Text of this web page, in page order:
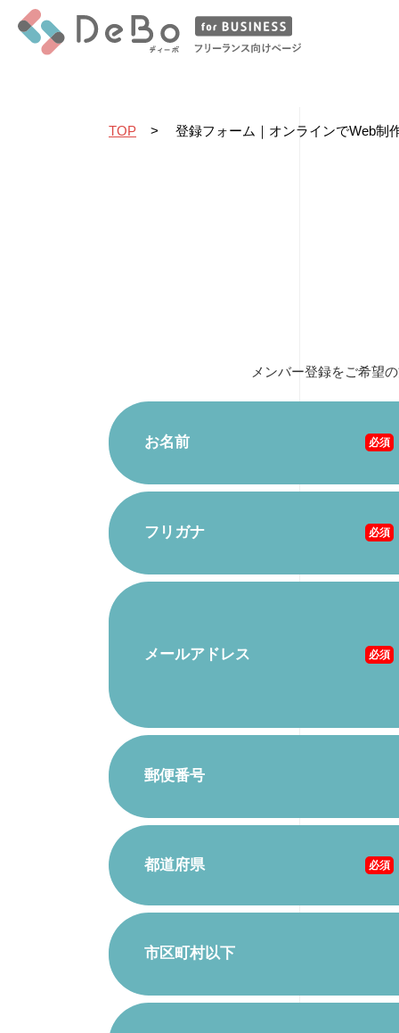
TOP > 登録フォーム｜オンラインでWeb制
メンバー登録をご希望
お名前 必須
フリガナ 必須
メールアドレス 必須
郵便番号
都道府県 必須
市区町村以下